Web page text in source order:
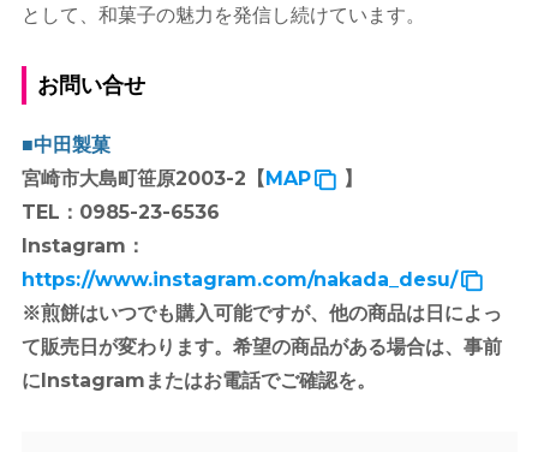
として、和菓子の魅力を発信し続けています。
お問い合せ
■中田製菓
宮崎市大島町笹原2003-2【MAP
】
TEL：0985-23-6536
Instagram：
https://www.instagram.com/nakada_desu/
※煎餅はいつでも購入可能ですが、他の商品は日によっ
て販売日が変わります。希望の商品がある場合は、事前
にInstagramまたはお電話でご確認を。